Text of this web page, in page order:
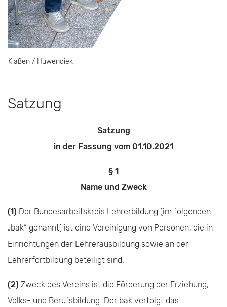
Klaßen / Huwendiek
Satzung
Satzung
in der Fassung vom 01.10.2021
§ 1
Name und Zweck
(1) Der Bundesarbeitskreis Lehrerbildung (im folgenden
„bak“ genannt) ist eine Vereinigung von Personen, die in
Einrichtungen der Lehrerausbildung sowie an der
Lehrerfortbildung beteiligt sind.
(2) Zweck des Vereins ist die Förderung der Erziehung,
Volks- und Berufsbildung. Der bak verfolgt das